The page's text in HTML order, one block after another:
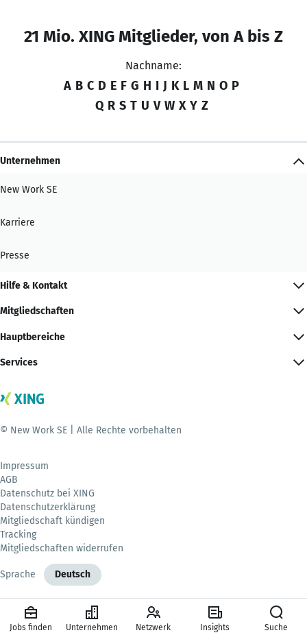
21 Mio. XING Mitglieder, von A bis Z
Nachname:
A B C D E F G H I J K L M N O P
Q R S T U V W X Y Z
Unternehmen
New Work SE
Karriere
Presse
Hilfe & Kontakt
Mitgliedschaften
Hauptbereiche
Services
© New Work SE | Alle Rechte vorbehalten
Impressum
AGB
Datenschutz bei XING
Datenschutzerklärung
Mitgliedschaft kündigen
Tracking
Mitgliedschaften widerrufen
Sprache Deutsch
Jobs finden Unternehmen Netzwerk Insights Suche